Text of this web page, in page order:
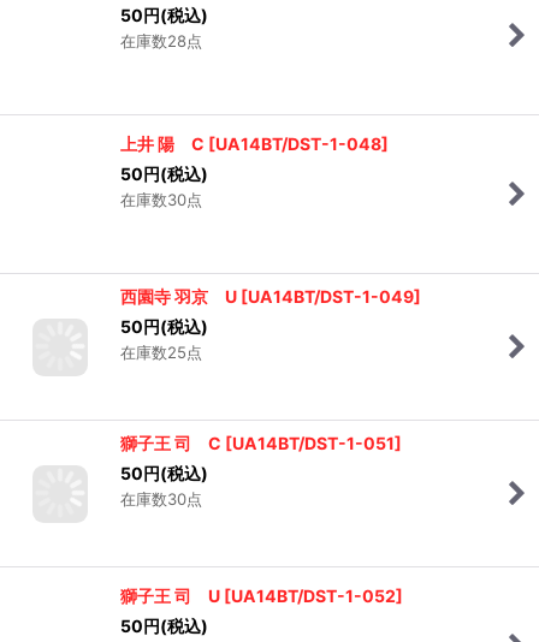
50 円(税込)
在庫数28点
上井 陽 C [UA14BT/DST-1-048]
50円(税込)
在庫数30点
西園寺 羽京 U [UA14BT/DST-1-049]
50円(税込)
在庫数25点
獅子王 司 C
50円(税込)
獅子王 司 U